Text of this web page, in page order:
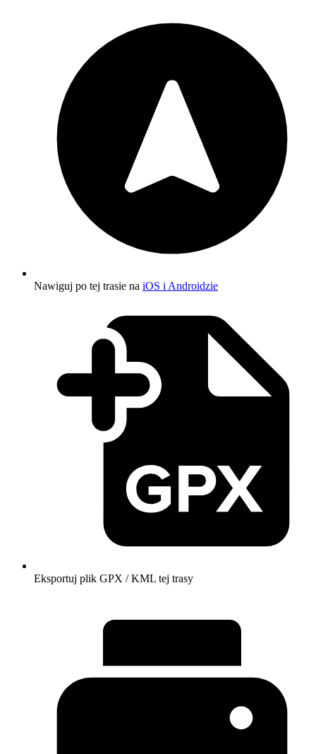
Nawiguj po tej trasie na iOS i Androidzie
Eksportuj plik GPX / KML tej trasy